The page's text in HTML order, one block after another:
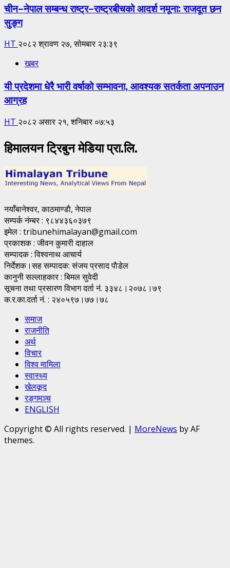
चीन–नेपाल सम्बन्ध राष्ट्र–राष्ट्रबीचको आदर्श नमूना: राजदूत छन
सुङ्ग
HT २०८२ श्रावण २७, सोमबार २३:३९
खबर
यी प्रदेशमा धेरै भारी वर्षाको सम्भावना, आवश्यक सतर्कता अपनाउन
आग्रह
HT २०८२ असार २१, शनिबार ०७:५३
हिमालयन ट्रिबुन मेडिया प्रा.लि.
नयाँबानेश्वर, काठमाण्डाै, नेपाल
सम्पर्क नंम्बर : ९८४४३६०३७९
इमेल : tribunehimalayan@gmail.com
प्रकाशक : जीवन कुमारी दाहाल
सम्पादक : विश्वनाथ आचार्य
निर्देशक।सह सम्पादक: संजय प्रसाद पाैडेल
कानुनी सल्लाहकार : बिमल सुवेदी
सूचना तथा प्रसारण विभाग दर्ता नं. ३३४८।२०७८।७९
क.र.का.दर्ता नं. : २४०५९७।७७।७८
समाज
राजनीति
अर्थ
विचार
विश्व मामिला
स्वास्थ्य
खेलकूद
रङ्गमञ्च
ENGLISH
Copyright © All rights reserved. | MoreNews by AF
themes.